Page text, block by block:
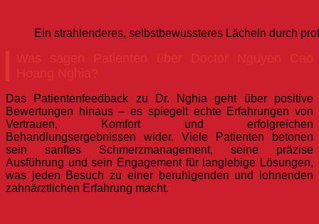
Ein strahlenderes, selbstbewussteres Lächeln durch
Das Patientenfeedback zu Dr. Nghia geht über positive
Bewertungen hinaus – es spiegelt echte Erfahrungen von
Vertrauen, Komfort und erfolgreichen
Behandlungsergebnissen wider. Viele Patienten betonen
sein sanftes Schmerzmanagement, seine präzise
Ausführung und sein Engagement für langlebige Lösungen,
was jeden Besuch zu einer beruhigenden und lohnenden
zahnärztlichen Erfahrung macht.